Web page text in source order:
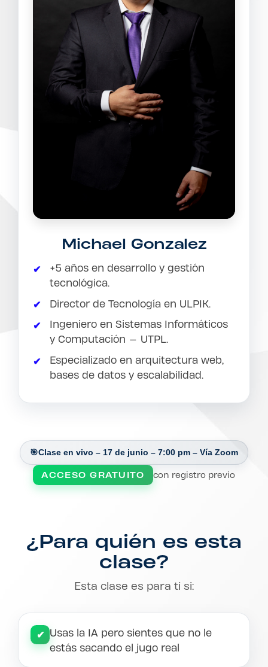
Michael Gonzalez
+5 años en desarrollo y gestión
tecnológica.
Director de Tecnología en ULPIK.
Ingeniero en Sistemas Informáticos
y Computación — UTPL.
Especializado en arquitectura web,
bases de datos y escalabilidad.
🎯Clase en vivo – 17 de junio – 7:00 pm – Vía Zoom
ACCESO GRATUITO con registro previo
¿Para quién es esta
clase?
Esta clase es para ti si:
✔ Usas la IA pero sientes que no le
estás sacando el jugo real